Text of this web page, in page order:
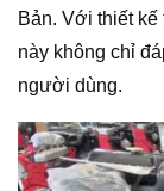
Bản. Với thiết
này không chỉ
người dùng.